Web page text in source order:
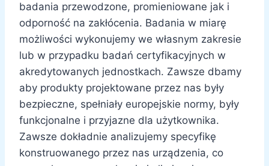
badania przewodzone, promieniowane jak i
odporność na zakłócenia. Badania w miarę
możliwości wykonujemy we własnym zakresie
lub w przypadku badań certyfikacyjnych w
akredytowanych jednostkach. Zawsze dbamy
aby produkty projektowane przez nas były
bezpieczne, spełniały europejskie normy, były
funkcjonalne i przyjazne dla użytkownika.
Zawsze dokładnie analizujemy specyfikę
konstruowanego przez nas urządzenia, co